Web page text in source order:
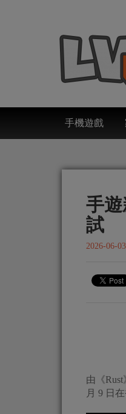
手機遊戲
手
試
2026-06-03
由《
月 9 日